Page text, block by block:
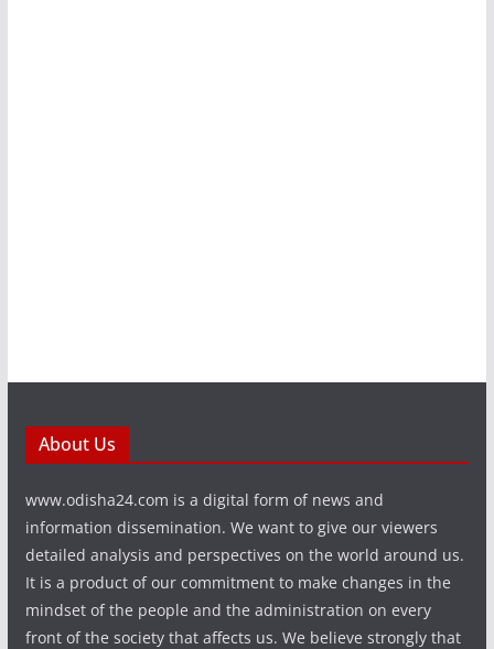
About Us
www.odisha24.com is a digital form of news and
information dissemination. We want to give our viewers
detailed analysis and perspectives on the world around us.
It is a product of our commitment to make changes in the
mindset of the people and the administration on every
front of the society that affects us. We believe strongly that